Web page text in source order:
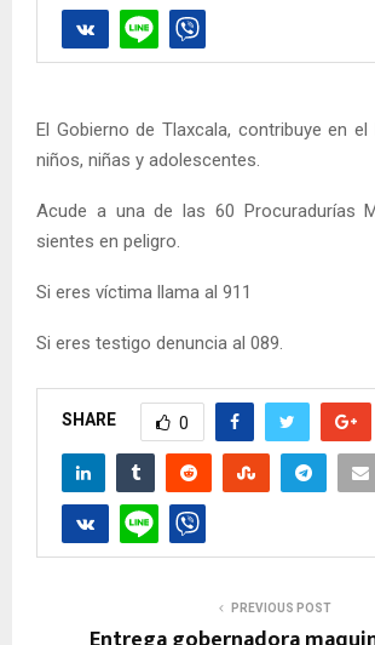
El Gobierno de Tlaxcala, contribuye en
niños, niñas y adolescentes.
Acude a una de las 60 Procuradurías
sientes en peligro.
Si eres víctima llama al 911
Si eres testigo denuncia al 089.
SHARE 0
PREVIOUS POST